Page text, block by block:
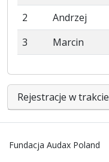
2
Andrzej
3
Marcin
Rejestracje w trakcie
Fundacja Audax Poland